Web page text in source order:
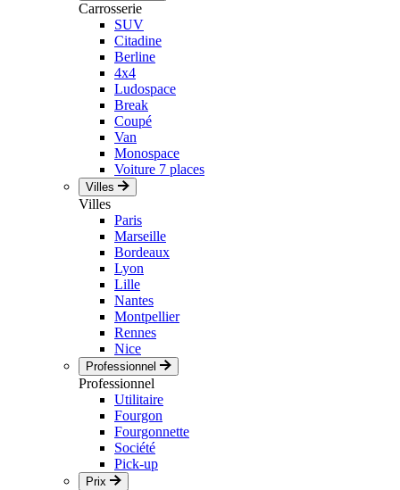
Carrosserie
SUV
Citadine
Berline
4x4
Ludospace
Break
Coupé
Van
Monospace
Voiture 7 places
Villes
Villes
Paris
Marseille
Bordeaux
Lyon
Lille
Nantes
Montpellier
Rennes
Nice
Professionnel
Professionnel
Utilitaire
Fourgon
Fourgonnette
Société
Pick-up
Prix